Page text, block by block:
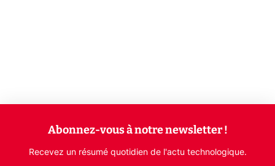
Abonnez-vous à notre newsletter !
Recevez un résumé quotidien de l'actu technologique.